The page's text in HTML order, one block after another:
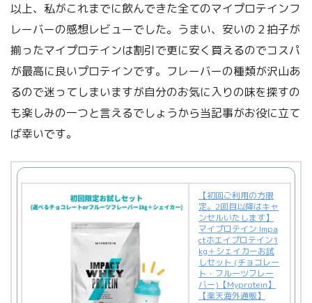
以上、私がこれまでに飲んできた全てのマイプロテインフ
レーバーの感想レビューでした。うまい、安いの２拍子が
揃ったマイプロテインは割引で更に安く買えるのでコスパ
が最高に良いプロテインです。フレーバーの種類が沢山あ
るので迷ってしまいますが自分のお気に入りの味を探すの
も楽しみの一つと言えるでしょうから当記事がお役に立て
ば幸いです。
【初回ご利用の方限
定。2回目以降はキャ
ンセルいたします】
マイプロテイン Impa
ctホエイプロテイン1
kg＋シェイカーお試
しセット (チョコレー
ト・フルーツフレー
バー)【Myprotein】
【楽天海外通販】